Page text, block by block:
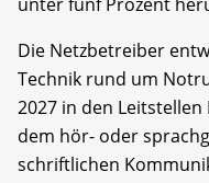
unter fünf Prozent
Die Netzbetreiber
Technik rund um
2027 in den Leitstellen
dem hör- oder
schriftlichen